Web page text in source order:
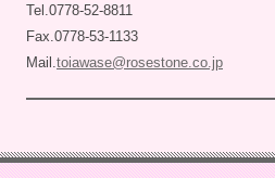
Tel.0778-52-8811
Fax.0778-53-1133
Mail. toiawase@rosestone.co.jp